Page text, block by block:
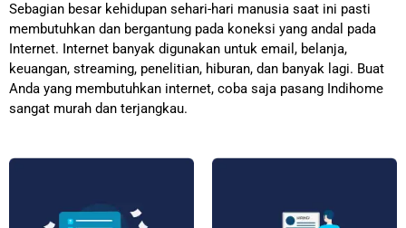
Sebagian besar kehidupan sehari-hari manusia saat ini pasti
membutuhkan dan bergantung pada koneksi yang andal pada
Internet. Internet banyak digunakan untuk email, belanja,
keuangan, streaming, penelitian, hiburan, dan banyak lagi. Buat
Anda yang membutuhkan internet, coba saja pasang Indihome
sangat murah dan terjangkau.